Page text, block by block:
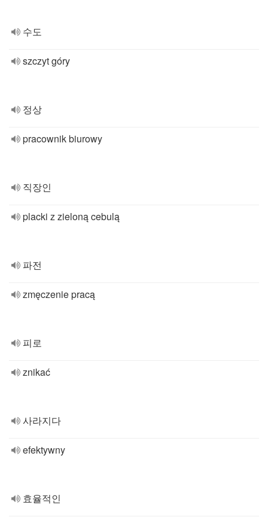
수도
szczyt góry
정상
pracownik biurowy
직장인
placki z zieloną cebulą
파전
zmęczenie pracą
피로
znikać
사라지다
efektywny
효율적인